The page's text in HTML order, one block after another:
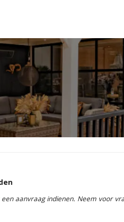
een aanvraag indienen. Neem voor